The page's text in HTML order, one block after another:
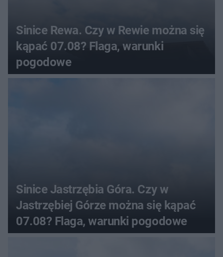
Sinice Rewa. Czy w Rewie można się
kąpać 07.08? Flaga, warunki
pogodowe
Sinice Jastrzębia Góra. Czy w
Jastrzębiej Górze można się kąpać
07.08? Flaga, warunki pogodowe